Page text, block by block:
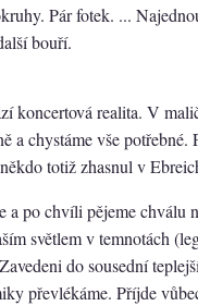
Pár fotek. ...
bouří.
koncertová realita. V
a chystáme vše potřebné.
totiž zhasnul v
a po chvíli pějeme chválu
světlem v temnotách
do sousední
převlékáme. Příjde